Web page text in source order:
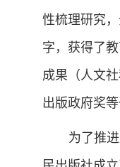
性梳理研究
字，获得了
成果（人文
出版政府奖等
为了推